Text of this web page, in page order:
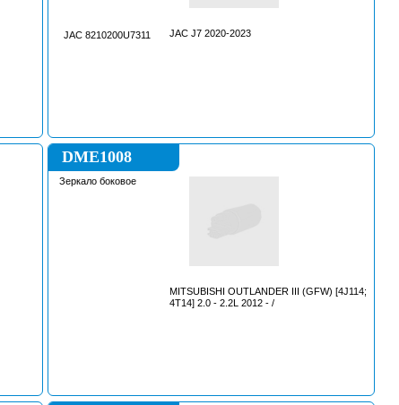
JAC 8210200U7311 JAC J7 2020-2023
DME1008
Зеркало боковое
MITSUBISHI OUTLANDER III (GFW) [4J114;
4Т14] 2.0 - 2.2L 2012 - /